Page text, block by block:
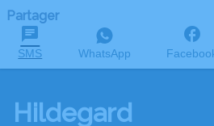
Partager
SMS WhatsApp
Hildegard